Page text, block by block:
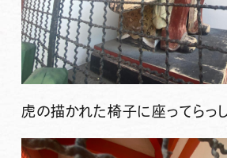
虎の描かれた椅子に座ってらっし